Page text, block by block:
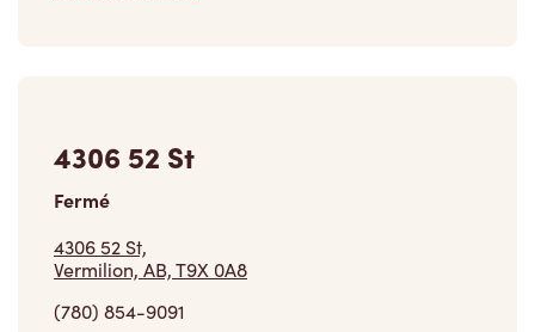
4306 52 St
Fermé
4306 52 St,
Vermilion, AB, T9X 0A8
(780) 854-9091